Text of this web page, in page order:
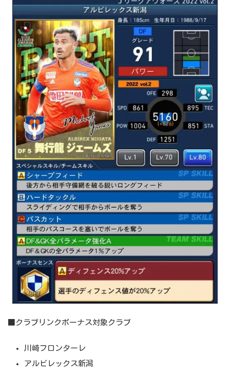
■クラブリンクボーナス対象クラブ
川崎フロンターレ
アルビレックス新潟